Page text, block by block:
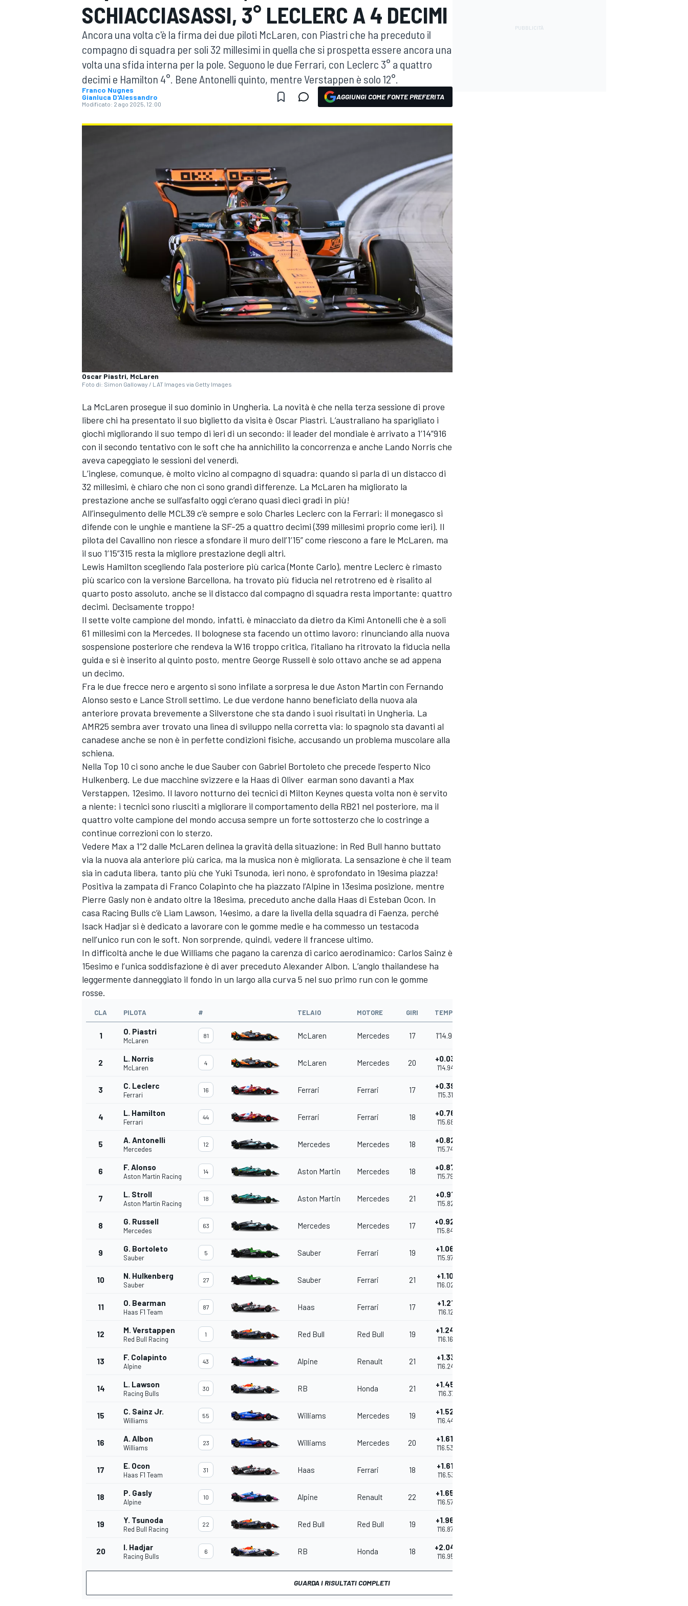
MOTOGP WEC
WRC
MONOPOSTO
ENDURANCE/GT
MONOMARCA
SCHIACCIASASSI, 3° LECLERC A 4 DECIMI
Ancora una volta c'è la firma dei due piloti McLaren, con Piastri che ha preceduto il
compagno di squadra per soli 32 millesimi in quella che si prospetta essere ancora una
volta una sfida interna per la pole. Seguono le due Ferrari, con Leclerc 3° a quattro
decimi e Hamilton 4°. Bene Antonelli quinto, mentre Verstappen è solo 12°.
Franco Nugnes
Gianluca D'Alessandro
Modificato: 2 ago 2025, 12:00
AGGIUNGI COME FONTE PREFERITA
Oscar Piastri, McLaren
Foto di: Simon Galloway / LAT Images via Getty Images
La McLaren prosegue il suo dominio in Ungheria. La novità è che nella terza sessione di prove
libere chi ha presentato il suo biglietto da visita è Oscar Piastri. L’australiano ha sparigliato i
giochi migliorando il suo tempo di ieri di un secondo: il leader del mondiale è arrivato a 1’14”916
con il secondo tentativo con le soft che ha annichilito la concorrenza e anche Lando Norris che
aveva capeggiato le sessioni del venerdì.
L’inglese, comunque, è molto vicino al compagno di squadra: quando si parla di un distacco di
32 millesimi, è chiaro che non ci sono grandi differenze. La McLaren ha migliorato la
prestazione anche se sull’asfalto oggi c’erano quasi dieci gradi in più!
All’inseguimento delle MCL39 c’è sempre e solo Charles Leclerc con la Ferrari: il monegasco si
difende con le unghie e mantiene la SF-25 a quattro decimi (399 millesimi proprio come ieri). Il
pilota del Cavallino non riesce a sfondare il muro dell’1’15” come riescono a fare le McLaren, ma
il suo 1’15”315 resta la migliore prestazione degli altri.
Lewis Hamilton scegliendo l’ala posteriore più carica (Monte Carlo), mentre Leclerc è rimasto
più scarico con la versione Barcellona, ha trovato più fiducia nel retrotreno ed è risalito al
quarto posto assoluto, anche se il distacco dal compagno di squadra resta importante: quattro
decimi. Decisamente troppo!
Il sette volte campione del mondo, infatti, è minacciato da dietro da Kimi Antonelli che è a soli
61 millesimi con la Mercedes. Il bolognese sta facendo un ottimo lavoro: rinunciando alla nuova
sospensione posteriore che rendeva la W16 troppo critica, l’italiano ha ritrovato la fiducia nella
guida e si è inserito al quinto posto, mentre George Russell è solo ottavo anche se ad appena
un decimo.
Fra le due frecce nero e argento si sono infilate a sorpresa le due Aston Martin con Fernando
Alonso sesto e Lance Stroll settimo. Le due verdone hanno beneficiato della nuova ala
anteriore provata brevemente a Silverstone che sta dando i suoi risultati in Ungheria. La
AMR25 sembra aver trovato una linea di sviluppo nella corretta via: lo spagnolo sta davanti al
canadese anche se non è in perfette condizioni fisiche, accusando un problema muscolare alla
schiena.
Nella Top 10 ci sono anche le due Sauber con Gabriel Bortoleto che precede l’esperto Nico
Hulkenberg. Le due macchine svizzere e la Haas di Oliver earman sono davanti a Max
Verstappen, 12esimo. Il lavoro notturno dei tecnici di Milton Keynes questa volta non è servito
a niente: i tecnici sono riusciti a migliorare il comportamento della RB21 nel posteriore, ma il
quattro volte campione del mondo accusa sempre un forte sottosterzo che lo costringe a
continue correzioni con lo sterzo.
Vedere Max a 1”2 dalle McLaren delinea la gravità della situazione: in Red Bull hanno buttato
via la nuova ala anteriore più carica, ma la musica non è migliorata. La sensazione è che il team
sia in caduta libera, tanto più che Yuki Tsunoda, ieri nono, è sprofondato in 19esima piazza!
Positiva la zampata di Franco Colapinto che ha piazzato l’Alpine in 13esima posizione, mentre
Pierre Gasly non è andato oltre la 18esima, preceduto anche dalla Haas di Esteban Ocon. In
casa Racing Bulls c’è Liam Lawson, 14esimo, a dare la livella della squadra di Faenza, perché
Isack Hadjar si è dedicato a lavorare con le gomme medie e ha commesso un testacoda
nell’unico run con le soft. Non sorprende, quindi, vedere il francese ultimo.
In difficoltà anche le due Williams che pagano la carenza di carico aerodinamico: Carlos Sainz è
15esimo e l’unica soddisfazione è di aver preceduto Alexander Albon. L’anglo thailandese ha
leggermente danneggiato il fondo in un largo alla curva 5 nel suo primo run con le gomme
rosse.
CLA PILOTA # TELAIO MOTORE GIRI TEMPO
1 O. Piastri
McLaren
81 McLaren Mercedes 17 1'14.916
2 L. Norris
McLaren
4 McLaren Mercedes 20 +0.032
1'14.948
3 C. Leclerc
Ferrari
16 Ferrari Ferrari 17 +0.399
1'15.315
4 L. Hamilton
Ferrari
44 Ferrari Ferrari 18 +0.768
1'15.684
5 A. Antonelli
Mercedes
12 Mercedes Mercedes 18 +0.829
1'15.745
6 F. Alonso
Aston Martin Racing
14 Aston Martin Mercedes 18 +0.878
1'15.794
7 L. Stroll
Aston Martin Racing
18 Aston Martin Mercedes 21 +0.912
1'15.828
8 G. Russell
Mercedes
63 Mercedes Mercedes 17 +0.924
1'15.840
9 G. Bortoleto
Sauber
5 Sauber Ferrari 19 +1.062
1'15.978
10 N. Hulkenberg
Sauber
27 Sauber Ferrari 21 +1.109
1'16.025
11 O. Bearman
Haas F1 Team
87 Haas Ferrari 17 +1.211
1'16.127
12 M. Verstappen
Red Bull Racing
1 Red Bull Red Bull 19 +1.246
1'16.162
13 F. Colapinto
Alpine
43 Alpine Renault 21 +1.331
1'16.247
14 L. Lawson
Racing Bulls
30 RB Honda 21 +1.455
1'16.371
15 C. Sainz Jr.
Williams
55 Williams Mercedes 19 +1.526
1'16.442
16 A. Albon
Williams
23 Williams Mercedes 20 +1.614
1'16.530
17 E. Ocon
Haas F1 Team
31 Haas Ferrari 18 +1.615
1'16.531
18 P. Gasly
Alpine
10 Alpine Renault 22 +1.654
1'16.570
19 Y. Tsunoda
Red Bull Racing
22 Red Bull Red Bull 19 +1.962
1'16.878
20 I. Hadjar
Racing Bulls
6 RB Honda 18 +2.040
1'16.956
GUARDA I RISULTATI COMPLETI